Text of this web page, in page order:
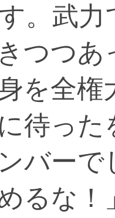
。武
つつ
を全
待っ
バーで
るな